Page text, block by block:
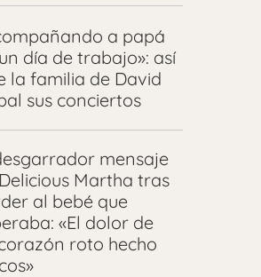
a papá
día de trabajo»: así
la familia de David
sus conciertos
mensaje
Martha tras
al bebé que
«El dolor de
roto hecho